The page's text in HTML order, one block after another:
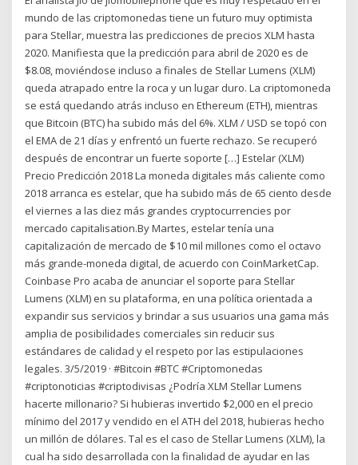
mundo de las criptomonedas tiene un futuro muy optimista
para Stellar, muestra las predicciones de precios XLM hasta
2020. Manifiesta que la predicción para abril de 2020 es de
$8.08, moviéndose incluso a finales de Stellar Lumens (XLM)
queda atrapado entre la roca y un lugar duro. La criptomoneda
se está quedando atrás incluso en Ethereum (ETH), mientras
que Bitcoin (BTC) ha subido más del 6%. XLM / USD se topó con
el EMA de 21 días y enfrentó un fuerte rechazo. Se recuperó
después de encontrar un fuerte soporte […] Estelar (XLM)
Precio Predicción 2018 La moneda digitales más caliente como
2018 arranca es estelar, que ha subido más de 65 ciento desde
el viernes a las diez más grandes cryptocurrencies por
mercado capitalisation.By Martes, estelar tenía una
capitalización de mercado de $10 mil millones como el octavo
más grande-moneda digital, de acuerdo con CoinMarketCap.
Coinbase Pro acaba de anunciar el soporte para Stellar
Lumens (XLM) en su plataforma, en una política orientada a
expandir sus servicios y brindar a sus usuarios una gama más
amplia de posibilidades comerciales sin reducir sus
estándares de calidad y el respeto por las estipulaciones
legales. 3/5/2019 · #Bitcoin #BTC #Criptomonedas
#criptonoticias #criptodivisas ¿Podría XLM Stellar Lumens
hacerte millonario? Si hubieras invertido $2,000 en el precio
mínimo del 2017 y vendido en el ATH del 2018, hubieras hecho
un millón de dólares. Tal es el caso de Stellar Lumens (XLM), la
cual ha sido desarrollada con la finalidad de ayudar en las